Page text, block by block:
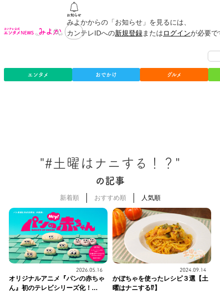
みよかからの「お知らせ」を見るには、
カンテレIDへの新規登録またはログインが必要
エンタメ おでかけ グルメ
"#土曜はナニする！？"
の記事
新着順 おすすめ順 人気順
2026.05.16
オリジナルアニメ『パンの赤ちゃ
ん』初のテレビシリーズ化！...
2024.09.14
かぼちゃを使ったレシピ３選【土
曜はナニする⁉】